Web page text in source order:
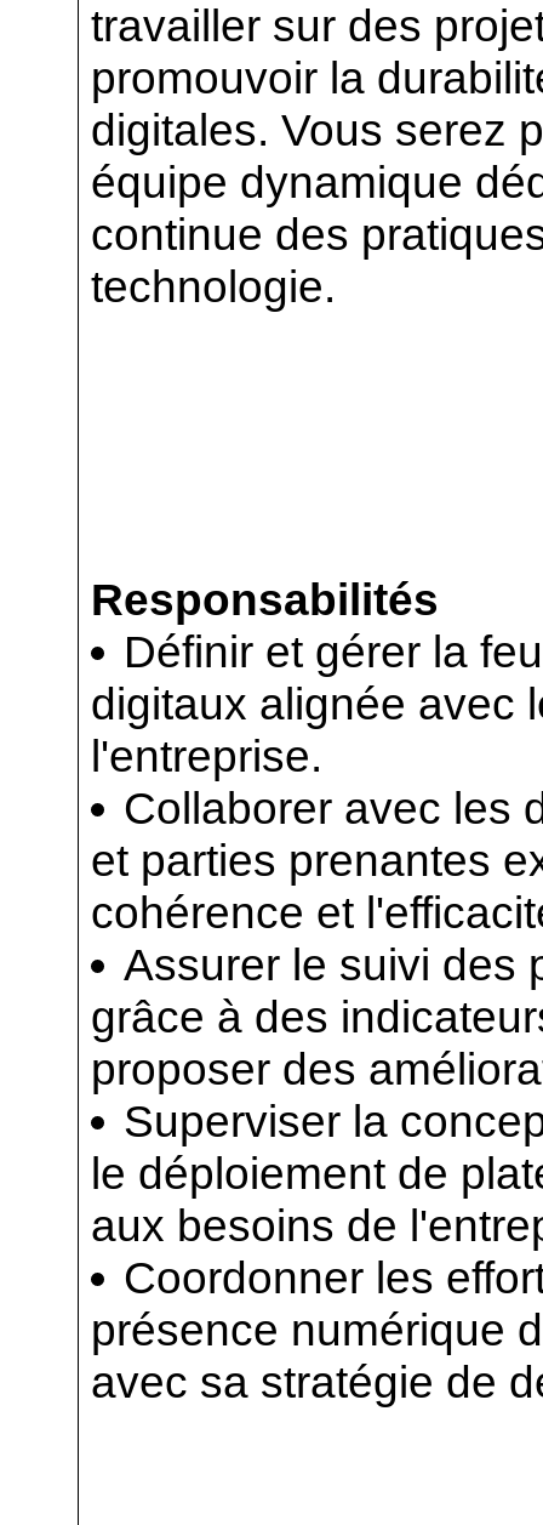
travailler sur des
promouvoir la
digitales. Vous serez
équipe dynamique
continue des
technologie.
Responsabilités
Définir et gérer la
digitaux alignée avec
l'entreprise.
Collaborer avec les
et parties prenantes
cohérence et
Assurer le suivi des
grâce à des
proposer des
Superviser la
le déploiement de
aux besoins de
Coordonner les
présence numérique
avec sa stratégie de